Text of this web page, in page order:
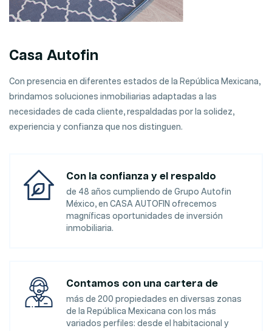
Casa Autofin
Con presencia en diferentes estados de la República Mexicana,
brindamos soluciones inmobiliarias adaptadas a las
necesidades de cada cliente, respaldadas por la solidez,
experiencia y confianza que nos distinguen.
Con la confianza y el respaldo
de 48 años cumpliendo de Grupo Autofin
México, en CASA AUTOFIN ofrecemos
magníficas oportunidades de inversión
inmobiliaria.
Contamos con una cartera de
más de 200 propiedades en diversas zonas
de la República Mexicana con los más
variados perfiles: desde el habitacional y